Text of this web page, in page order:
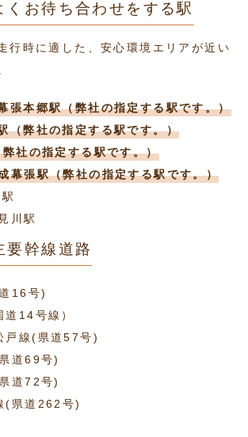
くお待ち合わせをする駅
行時に適した、安心環境エリアが近い
張本郷駅（弊社の指定する駅です。）
（弊社の指定する駅です。）
社の指定する駅です。）
幕張駅（弊社の指定する駅です。）
川駅
要幹線道路
16号)
道14号線）
戸線(県道57号)
道69号)
道72号)
(県道262号)